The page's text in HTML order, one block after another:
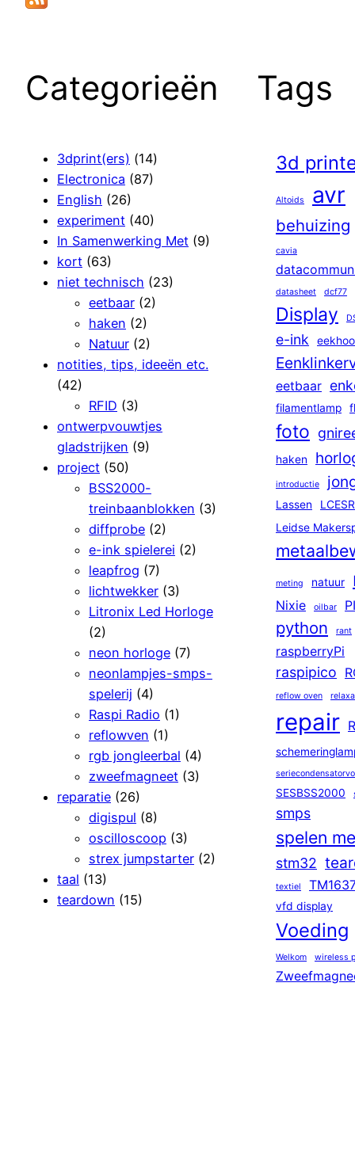
Categorieën
3dprint(ers) (14)
Electronica (87)
English (26)
experiment (40)
In Samenwerking Met (9)
kort (63)
niet technisch (23)
eetbaar (2)
haken (2)
Natuur (2)
notities, tips, ideeën etc.
(42)
RFID (3)
ontwerpvouwtjes
gladstrijken (9)
project (50)
BSS2000-
treinbaanblokken (3)
diffprobe (2)
e-ink spielerei (2)
leapfrog (7)
lichtwekker (3)
Litronix Led Horloge
(2)
neon horloge (7)
neonlampjes-smps-
spelerij (4)
Raspi Radio (1)
reflowven (1)
rgb jongleerbal (4)
zweefmagneet (3)
reparatie (26)
digispul (8)
oscilloscoop (3)
strex jumpstarter (2)
taal (13)
teardown (15)
Tags
3d
Altoids avr
behuizing
cavia
datasheet dcf77
Display
e-ink
eetbaar
filamentlamp
foto
haken
introductie
Lassen
Leidse
meting natuur
Nixie oilbar
python rant
raspberryPi
raspipico
reflow oven
repair
SESBSS2000
smps
spelen
stm32
textiel
vfd display
Voeding
Welkom wireless